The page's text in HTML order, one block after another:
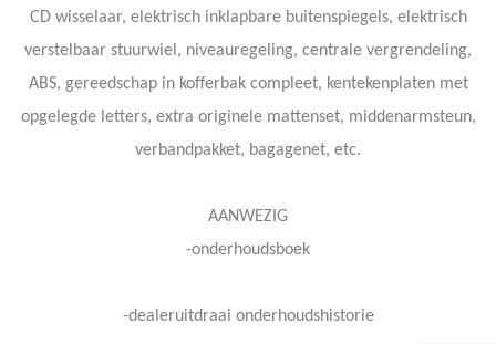
CD wisselaar, elektrisch inklapbare buitenspiegels, elektrisch
verstelbaar stuurwiel, niveauregeling, centrale vergrendeling,
ABS, gereedschap in kofferbak compleet, kentekenplaten met
opgelegde letters, extra originele mattenset, middenarmsteun,
verbandpakket, bagagenet, etc.
AANWEZIG
-onderhoudsboek
-dealeruitdraai onderhoudshistorie